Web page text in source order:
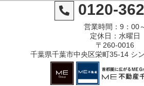
0120-
営業時間：9：00
定休日：水曜日
〒260-0016
千葉県千葉市中央区栄町35-14 シ